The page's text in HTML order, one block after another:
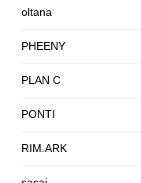
oltana
PHEENY
PLAN C
PONTI
RIM.ARK